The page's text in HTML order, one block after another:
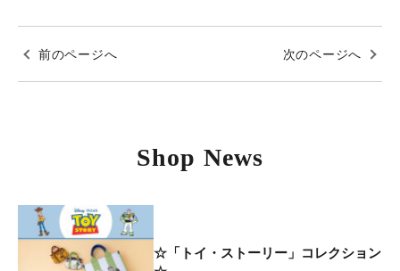
前のページへ 次のページへ
Shop News
☆「トイ・ストーリー」コレクション